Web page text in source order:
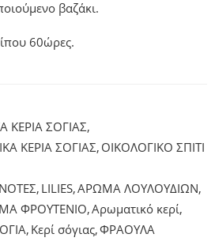
βαζάκι.
60ώρες.
ΚΕΡΙΑ ΣΟΓΙΑΣ,
ΚΕΡΙΑ ΣΟΓΙΑΣ, ΟΙΚΟΛΟΓΙΚΟ ΣΠΙΤΙ
, LILIES,ΑΡΩΜΑ ΛΟΥΛΟΥΔΙΩΝ,
ΦΡΟΥΤΕΝΙΟ,Αρωματικό κερί,
, Κερί σόγιας,ΦΡΑΟΥΛΑ